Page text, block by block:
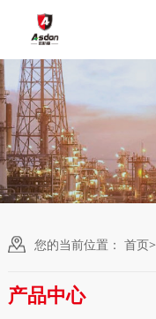
您的当前位置： 首页>
产品中心